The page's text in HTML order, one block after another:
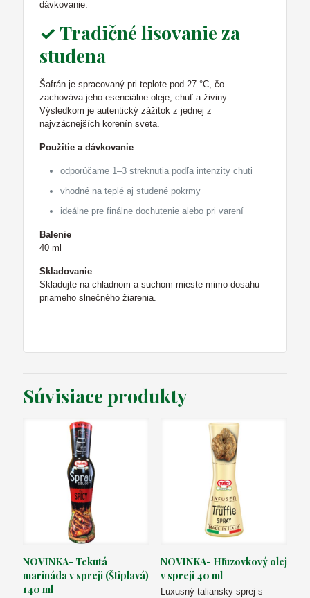
dávkovanie.
✓ Tradičné lisovanie za
studena
Šafrán je spracovaný pri teplote pod 27 °C, čo
zachováva jeho esenciálne oleje, chuť a živiny.
Výsledkom je autentický zážitok z jednej z
najvzácnejších korenín sveta.
Použitie a dávkovanie
odporúčame 1–3 streknutia podľa intenzity chuti
vhodné na teplé aj studené pokrmy
ideálne pre finálne dochutenie alebo pri varení
Balenie
40 ml
Skladovanie
Skladujte na chladnom a suchom mieste mimo dosahu
priameho slnečného žiarenia.
Súvisiace produkty
NOVINKA- Tekutá
marináda v spreji (Štiplavá)
140 ml
NOVINKA- Hľuzovkový olej
v spreji 40 ml
Luxusný taliansky sprej s